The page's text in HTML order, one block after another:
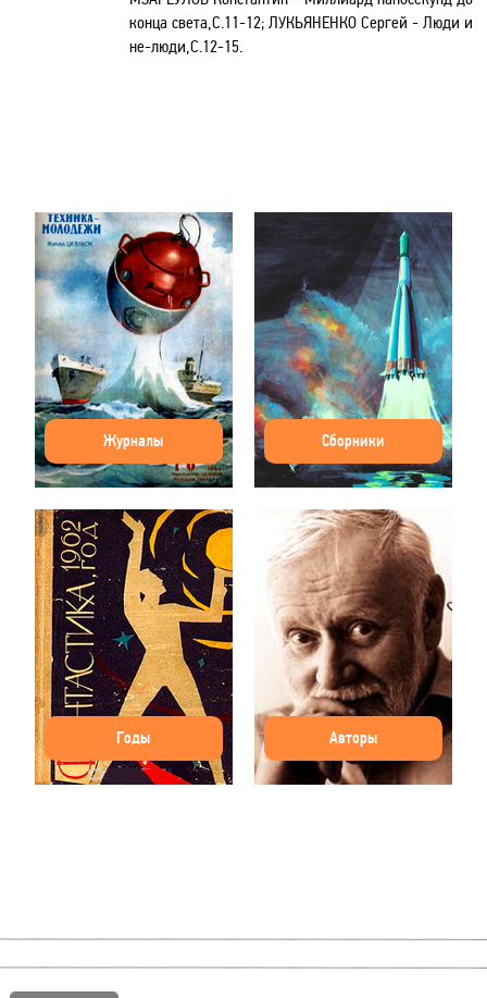
конца света,С.11-12; ЛУКЬЯНЕНКО Сергей - Люди и
не-люди,С.12-15.
Журналы Сборники
Годы Авторы